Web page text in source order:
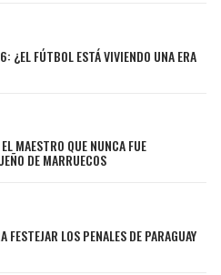
¿EL FÚTBOL ESTÁ VIVIENDO UNA ERA
MAESTRO QUE NUNCA FUE
DE MARRUECOS
LOS PENALES DE PARAGUAY